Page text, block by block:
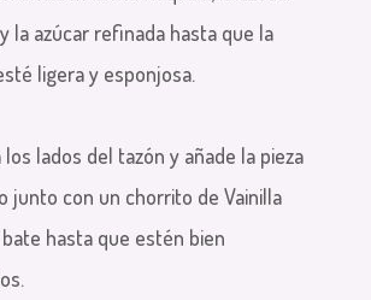
la azúcar refinada hasta que la
ligera y esponjosa.
los lados del tazón y añade la pieza
junto con un chorrito de Vainilla
hasta que estén bien